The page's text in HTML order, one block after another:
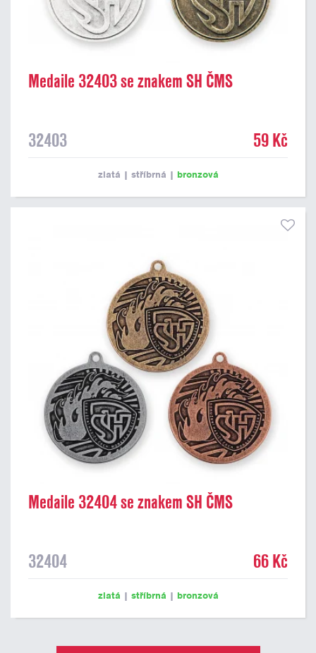
Medaile 32403 se znakem SH ČMS
32403 59 Kč
zlatá | stříbrná | bronzová
Medaile 32404 se znakem SH ČMS
32404 66 Kč
zlatá | stříbrná | bronzová